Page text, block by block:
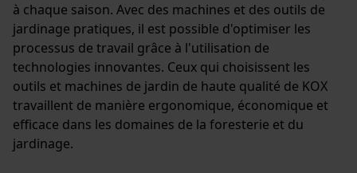
à chaque saison. Avec des machines et des outils de
jardinage pratiques, il est possible d'optimiser les
processus de travail grâce à l'utilisation de
technologies innovantes. Ceux qui choisissent les
outils et machines de jardin de haute qualité de KOX
travaillent de manière ergonomique, économique et
efficace dans les domaines de la foresterie et du
jardinage.